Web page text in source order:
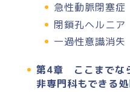
急性動脈閉塞症
閉鎖孔ヘルニア
一過性意識消失
第4章 ここまでな
非専門科もできる